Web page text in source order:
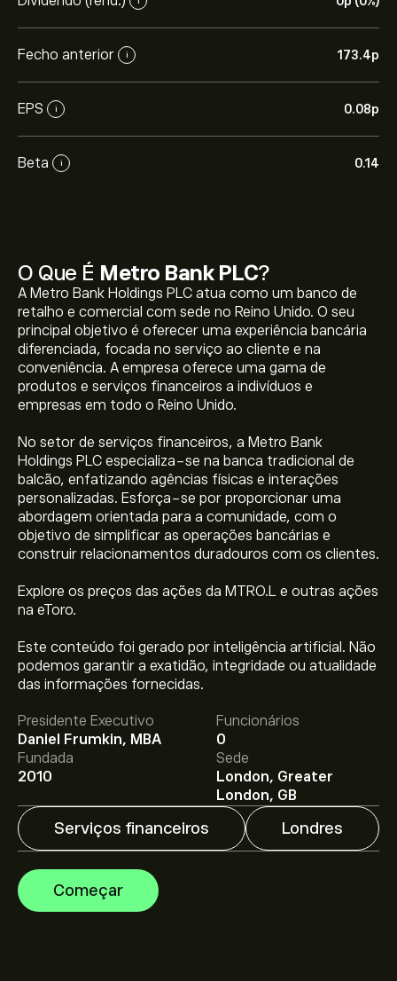
Fecho anterior i 173.4‎p‎
EPS i 0.08‎p‎
Beta i 0.14
O Que É Metro Bank PLC?
A Metro Bank Holdings PLC atua como um banco de
retalho e comercial com sede no Reino Unido. O seu
principal objetivo é oferecer uma experiência bancária
diferenciada, focada no serviço ao cliente e na
conveniência. A empresa oferece uma gama de
produtos e serviços financeiros a indivíduos e
empresas em todo o Reino Unido.
No setor de serviços financeiros, a Metro Bank
Holdings PLC especializa-se na banca tradicional de
balcão, enfatizando agências físicas e interações
personalizadas. Esforça-se por proporcionar uma
abordagem orientada para a comunidade, com o
objetivo de simplificar as operações bancárias e
construir relacionamentos duradouros com os clientes.
Explore os preços das ações da MTRO.L e outras ações
na eToro.
Este conteúdo foi gerado por inteligência artificial. Não
podemos garantir a exatidão, integridade ou atualidade
das informações fornecidas.
Presidente Executivo
Daniel Frumkin, MBA
Funcionários
0
Fundada
2010
Sede
London, Greater
London, GB
Serviços financeiros Londres
Começar
O preço atual da MTRO.L é 173.4000‎p‎.
O preço médio alvo para Metro Bank PLC é 173.4000‎p‎.
Adira jána eToro para previsões detalhadas de analistas
e metas de preço.
Os analistas oferecem previsões para Metro Bank PLC
com base em tendências de mercado, relatórios
financeiros e projeções de crescimento. Descubra a
previsão mais recente para os movimentos futuros
dos preços.
A capitalização bolsista de Metro Bank PLC é 1.17B‎p‎